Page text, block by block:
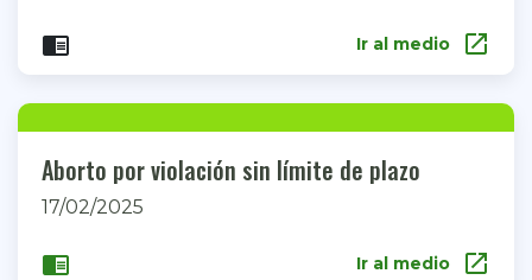
chrome_reader_mode Ir al medio open_in_new
Aborto por violación sin límite de plazo
17/02/2025
chrome_reader_mode Ir al medio open_in_new